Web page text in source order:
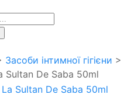
Засоби інтимної гігієни >
Sultan De Saba 50ml